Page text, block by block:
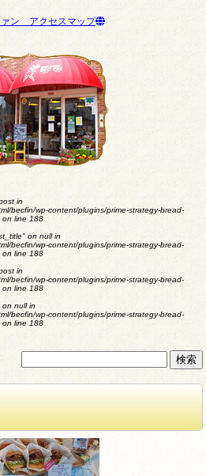
ァン アクセスマップ
in
becfin/wp-content/plugins/prime-strategy-bread-
on line 188
on null in
becfin/wp-content/plugins/prime-strategy-bread-
on line 188
in
becfin/wp-content/plugins/prime-strategy-bread-
on line 188
null in
becfin/wp-content/plugins/prime-strategy-bread-
on line 188